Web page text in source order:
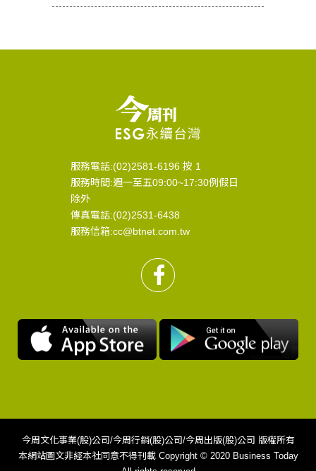
服務電話:(02)2581-6196 按 1
服務時間:週一至五09:00~17:30例假日
除外
傳真電話:(02)2531-6438
服務信箱:cc@btnet.com.tw
今周文化事業(股)公司/今周行銷(股)公司/今周出版(股)公司 版權所有
本網站圖文非經本社同意不得刊載 Copyright © 2020 Business Today